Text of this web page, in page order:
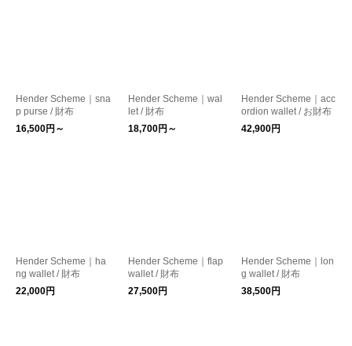
Hender Scheme｜sna
p purse / 財布
16,500円～
Hender Scheme｜wal
let / 財布
18,700円～
Hender Scheme｜acc
ordion wallet / お財布
42,900円
Hender Scheme｜ha
ng wallet / 財布
22,000円
Hender Scheme｜flap
wallet / 財布
27,500円
Hender Scheme｜lon
g wallet / 財布
38,500円